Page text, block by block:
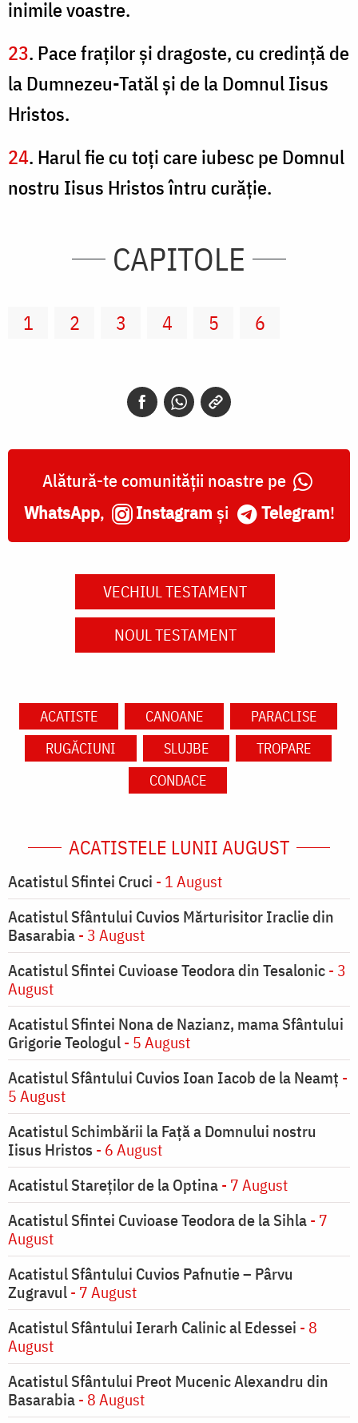
inimile voastre.
23. Pace fraţilor şi dragoste, cu credinţă de
la Dumnezeu-Tatăl şi de la Domnul Iisus
Hristos.
24. Harul fie cu toţi care iubesc pe Domnul
nostru Iisus Hristos întru curăţie.
CAPITOLE
1 2 3 4 5 6
Alătură-te comunității noastre pe
WhatsApp, Instagram și Telegram!
VECHIUL TESTAMENT
NOUL TESTAMENT
ACATISTE CANOANE
PARACLISE
RUGĂCIUNI
SLUJBE
TROPARE
CONDACE
ACATISTELE LUNII AUGUST
Acatistul Sfintei Cruci - 1 August
Acatistul Sfântului Cuvios Mărturisitor Iraclie din
Basarabia- 3 August
Acatistul Sfintei Cuvioase Teodora din Tesalonic- 3
August
Acatistul Sfintei Nona de Nazianz, mama Sfântului
Grigorie Teologul- 5 August
Acatistul Sfântului Cuvios Ioan Iacob de la Neamț -
5 August
Acatistul Schimbării la Faţă a Domnului nostru
Iisus Hristos - 6 August
Acatistul Stareţilor de la Optina- 7 August
Acatistul Sfintei Cuvioase Teodora de la Sihla- 7
August
Acatistul Sfântului Cuvios Pafnutie – Pârvu
Zugravul- 7 August
Acatistul Sfântului Ierarh Calinic al Edessei - 8
August
Acatistul Sfântului Preot Mucenic Alexandru din
Basarabia- 8 August